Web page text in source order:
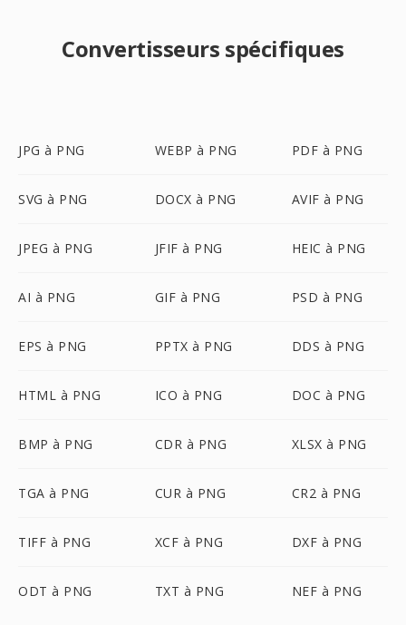
Convertisseurs spécifiques
JPG à PNG WEBP à PNG PDF à PNG
SVG à PNG DOCX à PNG AVIF à PNG
JPEG à PNG JFIF à PNG HEIC à PNG
AI à PNG GIF à PNG PSD à PNG
EPS à PNG PPTX à PNG DDS à PNG
HTML à PNG ICO à PNG DOC à PNG
BMP à PNG CDR à PNG XLSX à PNG
TGA à PNG CUR à PNG CR2 à PNG
TIFF à PNG XCF à PNG DXF à PNG
ODT à PNG TXT à PNG NEF à PNG